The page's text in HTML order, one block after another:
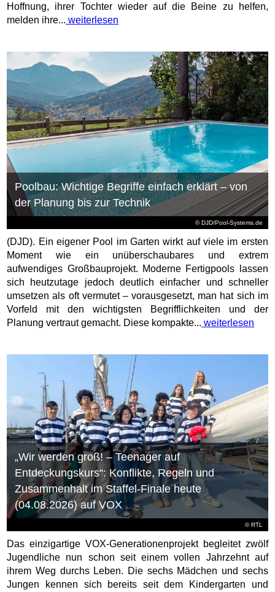
Hoffnung, ihrer Tochter wieder auf die Beine zu helfen,
melden ihre... weiterlesen
© DJD/Pool-Systems.de
Poolbau: Wichtige Begriffe einfach erklärt – von
der Planung bis zur Technik
(DJD). Ein eigener Pool im Garten wirkt auf viele im ersten
Moment wie ein unüberschaubares und extrem
aufwendiges Großbauprojekt. Moderne Fertigpools lassen
sich heutzutage jedoch deutlich einfacher und schneller
umsetzen als oft vermutet – vorausgesetzt, man hat sich im
Vorfeld mit den wichtigsten Begrifflichkeiten und der
Planung vertraut gemacht. Diese kompakte... weiterlesen
©RTL
„Wir werden groß! – Teenager auf
Entdeckungskurs“: Konflikte, Regeln und
Zusammenhalt im Staffel-Finale heute
(04.08.2026) auf VOX
Das einzigartige VOX-Generationenprojekt begleitet zwölf
Jugendliche nun schon seit einem vollen Jahrzehnt auf
ihrem Weg durchs Leben. Die sechs Mädchen und sechs
Jungen kennen sich bereits seit dem Kindergarten und